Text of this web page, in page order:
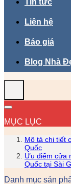
Tin tức
Liên hệ
Báo giá
Blog Nhà
MỤC LỤC
Mô tả chi tiết
Quốc
Ưu điểm cửa
Quốc tại Sài
Danh mục sản